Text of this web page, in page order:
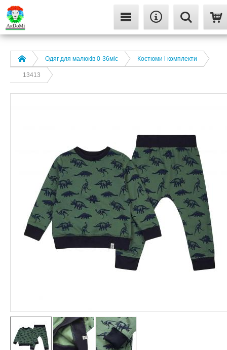
Одяг для малюків 0-36міс Костюми і комплекти
13413